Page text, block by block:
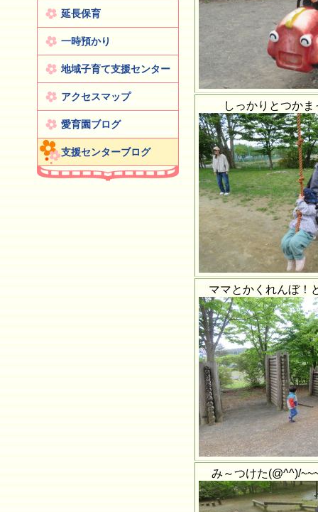
延長保育
一時預かり
地域子育て支援センター
アクセスマップ
愛育園ブログ
支援センターブログ
しっかりとつか
ママとかくれんぼ！
み～つけた(@^^)/